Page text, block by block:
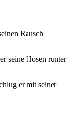
Rausch
seine Hosen runter
er mit seiner